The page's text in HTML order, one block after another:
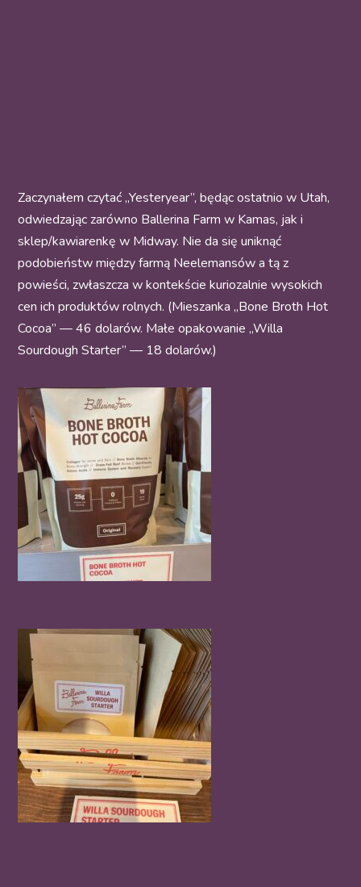
Zaczynałem czytać „Yesteryear”, będąc ostatnio w Utah,
odwiedzając zarówno Ballerina Farm w Kamas, jak i
sklep/kawiarenkę w Midway. Nie da się uniknąć
podobieństw między farmą Neelemansów a tą z
powieści, zwłaszcza w kontekście kuriozalnie wysokich
cen ich produktów rolnych. (Mieszanka „Bone Broth Hot
Cocoa” — 46 dolarów. Małe opakowanie „Willa
Sourdough Starter” — 18 dolarów.)